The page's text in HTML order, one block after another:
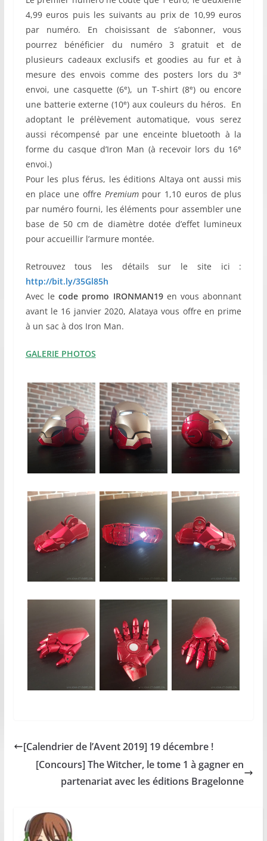
4,99 euros puis les suivants au prix de 10,99 euros
par numéro. En choisissant de s’abonner, vous
pourrez bénéficier du numéro 3 gratuit et de
plusieurs cadeaux exclusifs et goodies au fur et à
mesure des envois comme des posters lors du 3e
envoi, une casquette (6e), un T-shirt (8e) ou encore
une batterie externe (10e) aux couleurs du héros. En
adoptant le prélèvement automatique, vous serez
aussi récompensé par une enceinte bluetooth à la
forme du casque d’Iron Man (à recevoir lors du 16e
envoi.)
Pour les plus férus, les éditions Altaya ont aussi mis
en place une offre Premium pour 1,10 euros de plus
par numéro fourni, les éléments pour assembler une
base de 50 cm de diamètre dotée d’effet lumineux
pour accueillir l’armure montée.
Retrouvez tous les détails sur le site ici :
http://bit.ly/35Gl85h
Avec le code promo IRONMAN19en vous abonnant
avant le 16 janvier 2020, Alataya vous offre en prime
à un sac à dos Iron Man.
GALERIE PHOTOS
[Calendrier de l’Avent 2019] 19 décembre !
[Concours] The Witcher, le tome 1 à gagner en
partenariat avec les éditions Bragelonne